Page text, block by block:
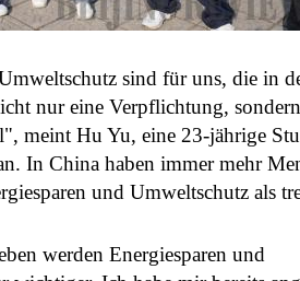
sind für uns, die in
nur eine Verpflichtung,
meint Hu Yu, eine 23-jährige
In China haben immer mehr
und Umweltschutz als
werden Energiesparen und